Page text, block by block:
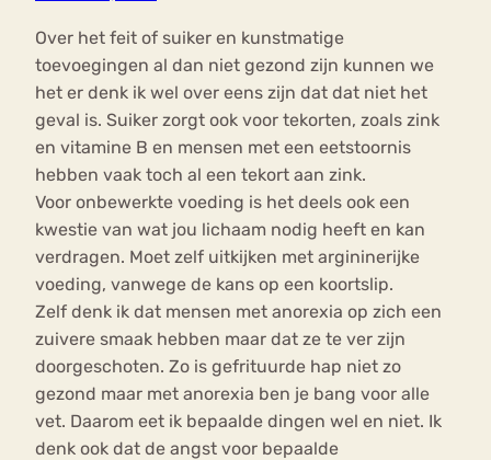
Over het feit of suiker en kunstmatige
toevoegingen al dan niet gezond zijn kunnen we
het er denk ik wel over eens zijn dat dat niet het
geval is. Suiker zorgt ook voor tekorten, zoals zink
en vitamine B en mensen met een eetstoornis
hebben vaak toch al een tekort aan zink.
Voor onbewerkte voeding is het deels ook een
kwestie van wat jou lichaam nodig heeft en kan
verdragen. Moet zelf uitkijken met argininerijke
voeding, vanwege de kans op een koortslip.
Zelf denk ik dat mensen met anorexia op zich een
zuivere smaak hebben maar dat ze te ver zijn
doorgeschoten. Zo is gefrituurde hap niet zo
gezond maar met anorexia ben je bang voor alle
vet. Daarom eet ik bepaalde dingen wel en niet. Ik
denk ook dat de angst voor bepaalde